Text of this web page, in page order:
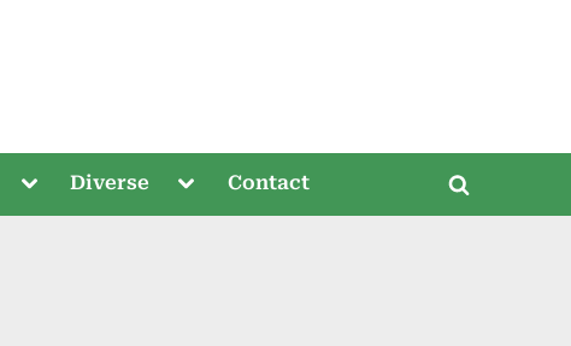
Toggle
menu
Diverse
Toggle
menu
Contact
Toggle